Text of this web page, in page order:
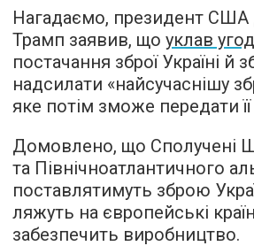
Нагадаємо, президент
Трамп заявив, що уклав
постачання зброї Україні й
надсилати «найсучаснішу
яке потім зможе передати її
Домовлено, що Сполучені
та Північноатлантичного
поставлятимуть зброю
ляжуть на європейські
забезпечить виробництво.